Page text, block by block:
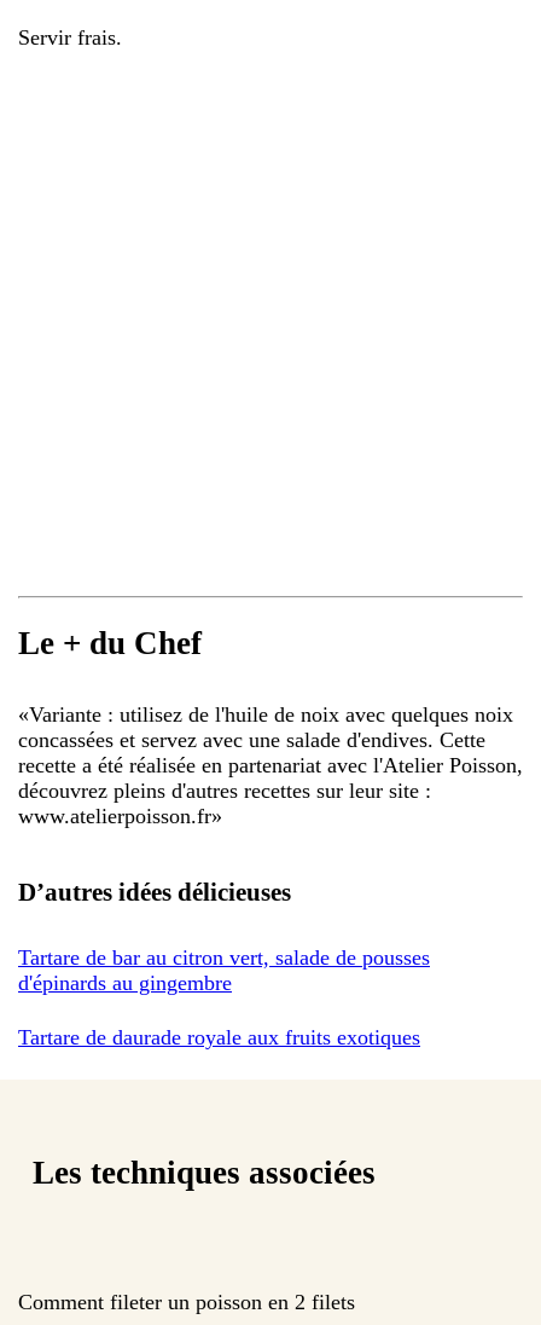
Servir frais.
Le + du Chef
«Variante : utilisez de l'huile de noix avec quelques noix
concassées et servez avec une salade d'endives. Cette
recette a été réalisée en partenariat avec l'Atelier Poisson,
découvrez pleins d'autres recettes sur leur site :
www.atelierpoisson.fr»
D’autres idées délicieuses
Tartare de bar au citron vert, salade de pousses
d'épinards au gingembre
Tartare de daurade royale aux fruits exotiques
Les techniques associées
Comment fileter un poisson en 2 filets